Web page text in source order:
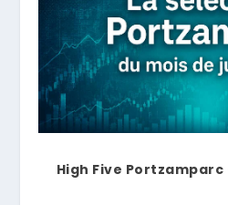
High Five Portzamparc